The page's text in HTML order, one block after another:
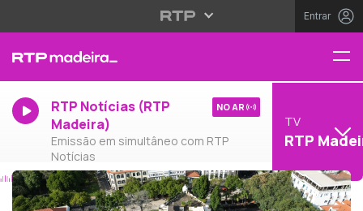
Entrar
RTP Notícias (RTP
Madeira)
Emissão em simultâneo com RTP
Notícias
NO AR
TV
RTP